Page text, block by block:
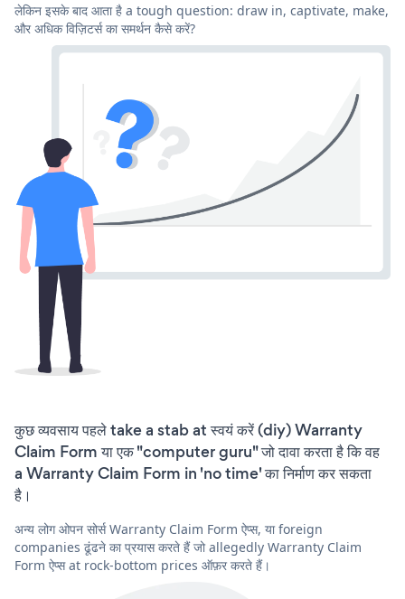
लेकिन इसके बाद आता है a tough question: draw in, captivate, make,
और अधिक विज़िटर्स का समर्थन कैसे करें?
कुछ व्यवसाय पहले take a stab at स्वयं करें (diy) Warranty
Claim Form या एक "computer guru" जो दावा करता है कि वह
a Warranty Claim Form in 'no time' का निर्माण कर सकता
है।
अन्य लोग ओपन सोर्स Warranty Claim Form ऐप्स, या foreign
companies ढूंढने का प्रयास करते हैं जो allegedly Warranty Claim
Form ऐप्स at rock-bottom prices ऑफ़र करते हैं।